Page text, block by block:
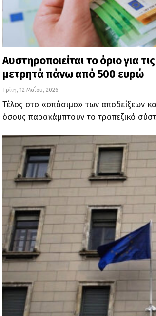
Αυστηροποιείται το όριο για
μετρητά πάνω από 500 ευρώ
Τρίτη, 12 Μαΐου, 2026
Τέλος στο «σπάσιμο» των αποδείξεων
όσους παρακάμπτουν το τραπεζικό